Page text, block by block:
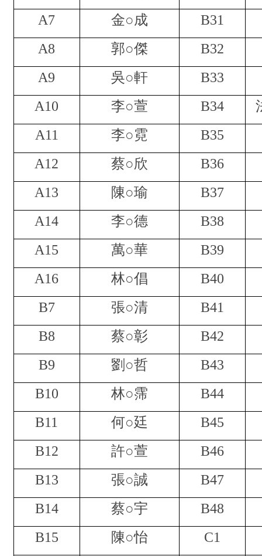
A7
金○成
B31
A8
郭○傑
B32
A9
吳○軒
B33
A10
李○萱 B34
A11
李○霓
B35
A12
蔡○欣
B36
A13
陳○瑜
B37
A14
李○德
B38
A15
萬○華
B39
A16
林○倡
B40
B7
張○清
B41
B8
蔡○彰
B42
B9
劉○哲
B43
B10
林○霈
B44
B11
何○廷
B45
B12
許○萱
B46
B13
張○誠
B47
B14
蔡○宇
B48
B15
陳○怡
C1